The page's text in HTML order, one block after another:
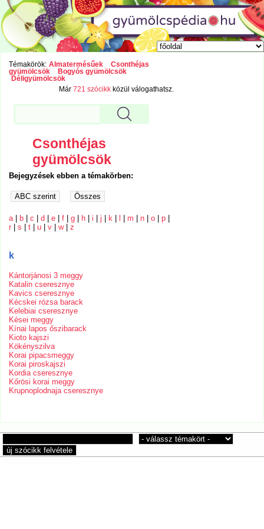
Témakörök: Almatermésűek
Csonthéjas
gyümölcsök
Bogyós gyümölcsök
Déligyümölcsök
Már721 szócikk közül válogathatsz.
Csonthéjas
gyümölcsök
Bejegyzések ebben a témakörben:
a |b |c |d |e |f |g | h |i |j |k |l |m |n |o |p |
r |s |t |u |v |w|z
k
Kántorjánosi 3 meggy
Katalin cseresznye
Kavics cseresznye
Kécskei rózsa barack
Kelebiai cseresznye
Kései meggy
Kínai lapos őszibarack
Kioto kajszi
Kökényszilva
Korai pipacsmeggy
Korai piroskajszi
Kordia cseresznye
Kőrösi korai meggy
Krupnoplodnaja cseresznye